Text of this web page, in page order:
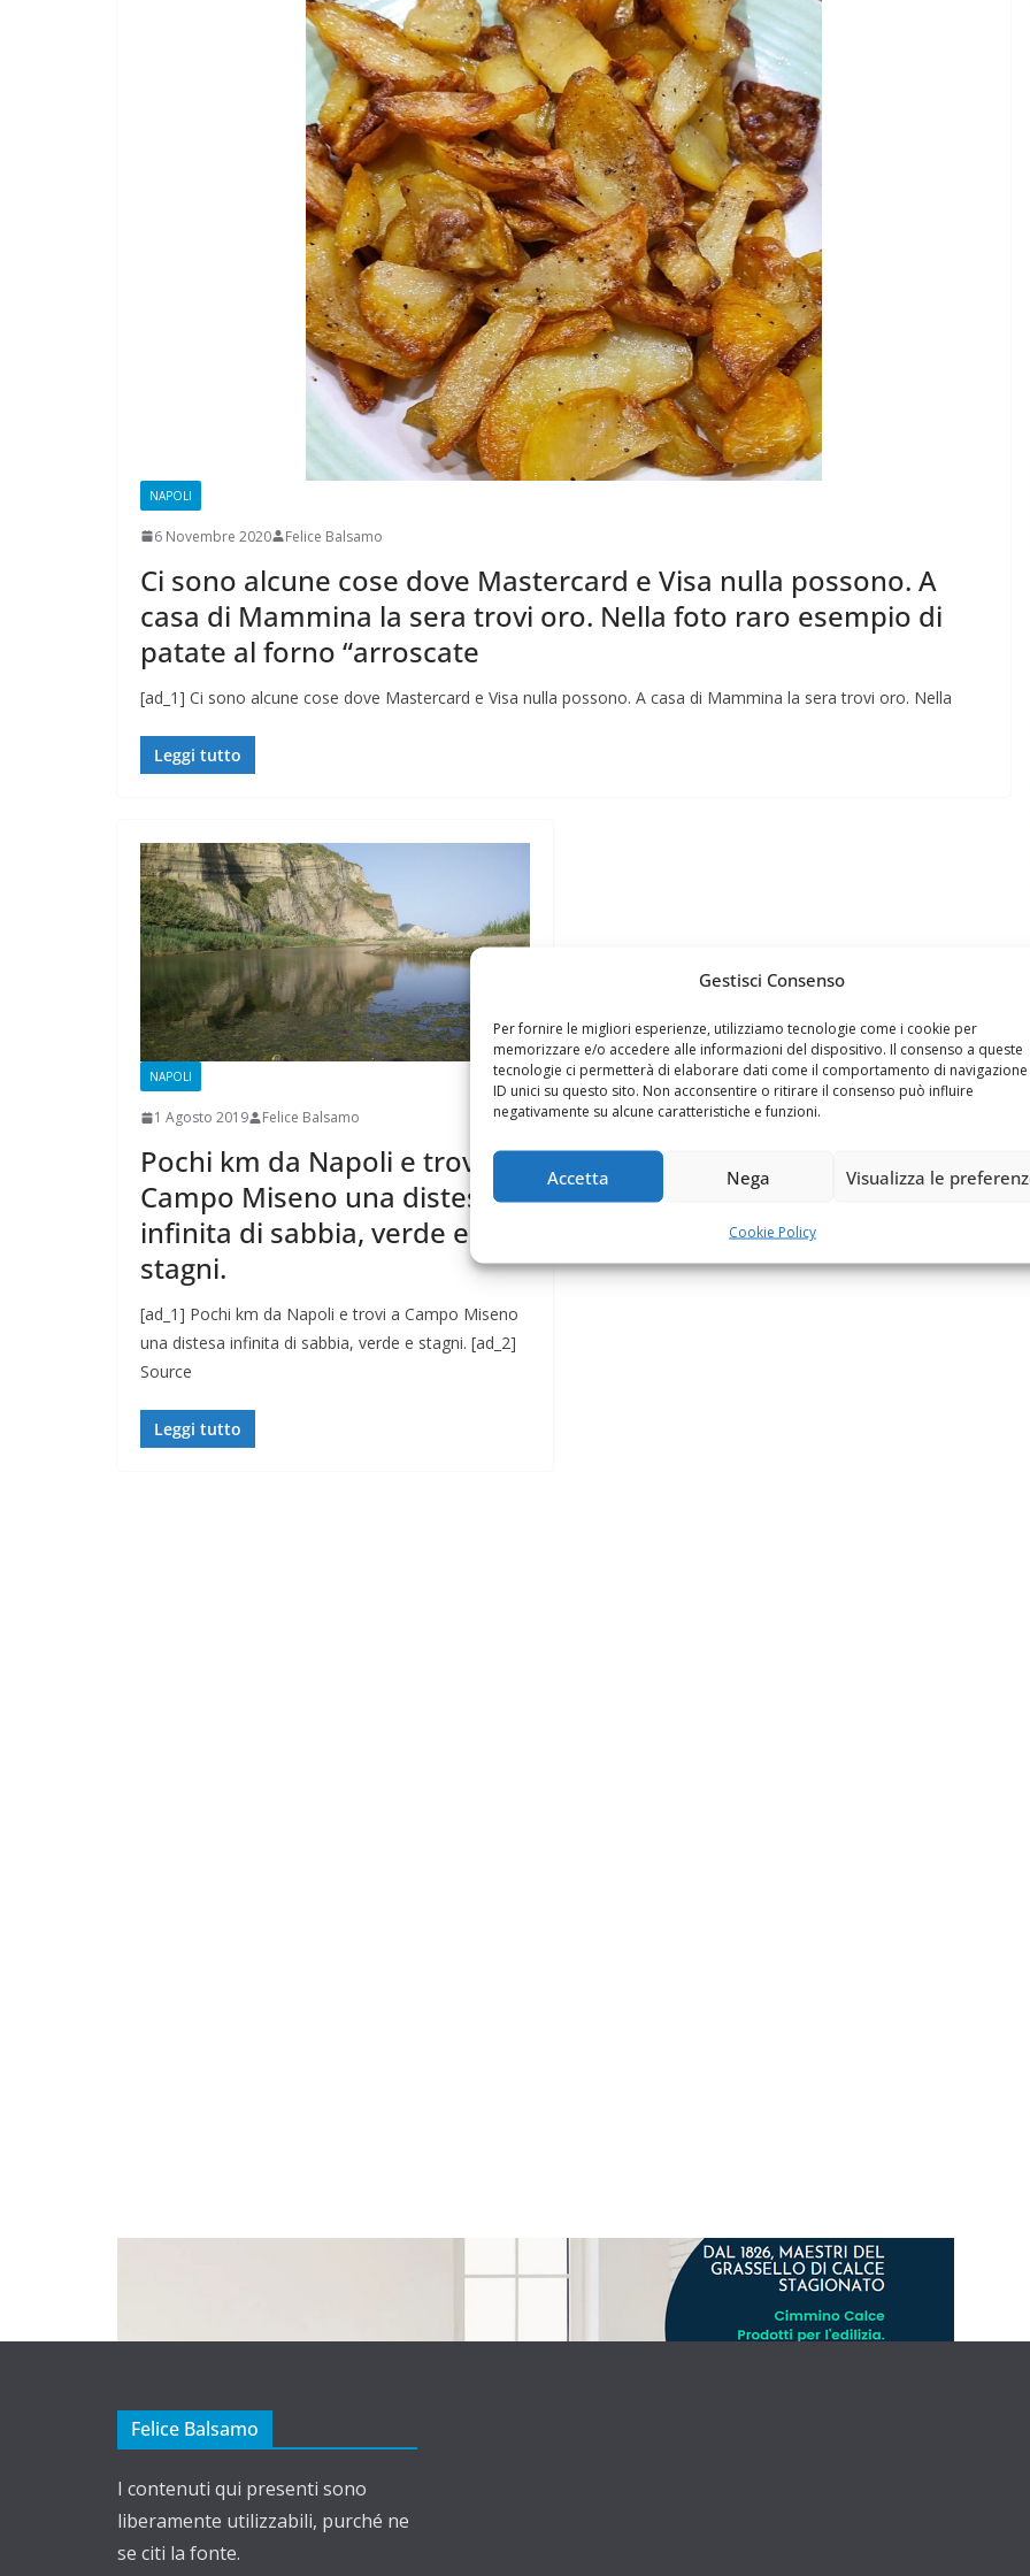
Gestisci Consenso
Per fornire le migliori esperienze, utilizziamo tecnologie come i cookie per
memorizzare e/o accedere alle informazioni del dispositivo. Il consenso a queste
tecnologie ci permetterà di elaborare dati come il comportamento di navigazione
ID unici su questo sito. Non acconsentire o ritirare il consenso può influire
negativamente su alcune caratteristiche e funzioni.
Accetta Nega Visualizza le
Cookie Policy
NAPOLI
6 Novembre 2020 Felice Balsamo
Ci sono alcune cose dove Mastercard e Visa nulla possono. A
casa di Mammina la sera trovi oro. Nella foto raro esempio di
patate al forno “arroscate
[ad_1] Ci sono alcune cose dove Mastercard e Visa nulla possono. A casa di Mammina la sera trovi oro. Nella
Leggi tutto
NAPOLI
1 Agosto 2019 Felice Balsamo
Pochi km da Napoli e trovi a
Campo Miseno una distesa
infinita di sabbia, verde e
stagni.
[ad_1] Pochi km da Napoli e trovi a Campo Miseno
una distesa infinita di sabbia, verde e stagni. [ad_2]
Source
Leggi tutto
CAMPAGNA
ELETTORALE: 50 DI 50
1 Ottobre 2021 Felice Balsamo
Rilassarsi e
19 Maggio 2024
Felice Balsamo
I contenuti qui presenti sono
liberamente utilizzabili, purché ne
se citi la fonte.